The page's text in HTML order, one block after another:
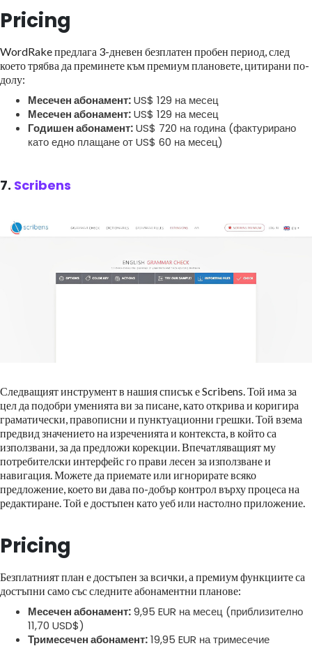
Pricing
WordRake предлага 3-дневен безплатен пробен период, след
което трябва да преминете към премиум плановете, цитирани по-
долу:
Месечен абонамент:US$ 129 на месец
Месечен абонамент:US$ 129 на месец
Годишен абонамент:US$ 720 на година (фактурирано
като едно плащане от US$ 60 на месец)
7. Scribens
Следващият инструмент в нашия списък е Scribens. Той има за
цел да подобри уменията ви за писане, като открива и коригира
граматически, правописни и пунктуационни грешки. Той взема
предвид значението на изреченията и контекста, в който са
използвани, за да предложи корекции. Впечатляващият му
потребителски интерфейс го прави лесен за използване и
навигация. Можете да приемате или игнорирате всяко
предложение, което ви дава по-добър контрол върху процеса на
редактиране. Той е достъпен като уеб или настолно приложение.
Pricing
Безплатният план е достъпен за всички, а премиум функциите са
достъпни само със следните абонаментни планове:
Месечен абонамент:9,95 EUR на месец (приблизително
11,70 USD$)
Тримесечен абонамент:19,95 EUR на тримесечие